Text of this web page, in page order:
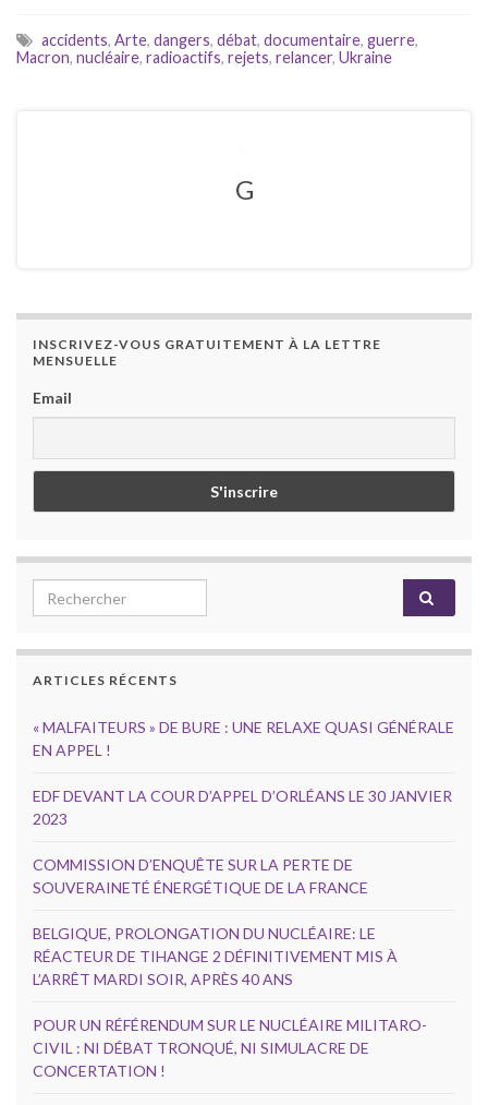
accidents, Arte, dangers, débat, documentaire, guerre,
Macron, nucléaire, radioactifs, rejets, relancer, Ukraine
G
INSCRIVEZ-VOUS GRATUITEMENT À LA LETTRE
MENSUELLE
Email
Search for:
ARTICLES RÉCENTS
« MALFAITEURS » DE BURE : UNE RELAXE QUASI GÉNÉRALE
EN APPEL !
EDF DEVANT LA COUR D’APPEL D’ORLÉANS LE 30 JANVIER
2023
COMMISSION D’ENQUÊTE SUR LA PERTE DE
SOUVERAINETÉ ÉNERGÉTIQUE DE LA FRANCE
BELGIQUE, PROLONGATION DU NUCLÉAIRE: LE
RÉACTEUR DE TIHANGE 2 DÉFINITIVEMENT MIS À
L’ARRÊT MARDI SOIR, APRÈS 40 ANS
POUR UN RÉFÉRENDUM SUR LE NUCLÉAIRE MILITARO-
CIVIL : NI DÉBAT TRONQUÉ, NI SIMULACRE DE
CONCERTATION !